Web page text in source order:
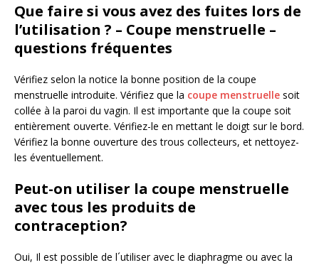
Que faire si vous avez des fuites lors de
l’utilisation ? – Coupe menstruelle –
questions fréquentes
Vérifiez selon la notice la bonne position de la coupe
menstruelle introduite. Vérifiez que la coupe menstruelle soit
collée à la paroi du vagin. Il est importante que la coupe soit
entièrement ouverte. Vérifiez-le en mettant le doigt sur le bord.
Vérifiez la bonne ouverture des trous collecteurs, et nettoyez-
les éventuellement.
Peut-on utiliser la coupe menstruelle
avec tous les produits de
contraception?
Oui, Il est possible de l´utiliser avec le diaphragme ou avec la